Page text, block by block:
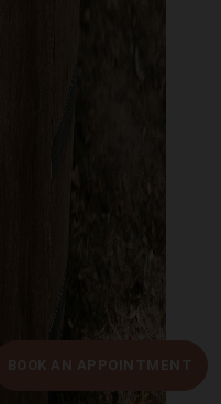
BOOK AN APPOINTMENT